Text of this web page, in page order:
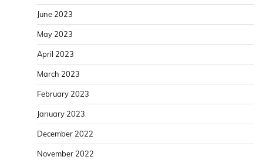
June 2023
May 2023
April 2023
March 2023
February 2023
January 2023
December 2022
November 2022